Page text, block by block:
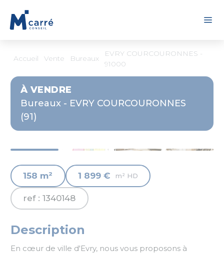
Accueil Vente Bureaux
EVRY COURCOURONNES -
91000
À VENDRE
Bureaux - EVRY COURCOURONNES
(91)
158 m² 1 899 € m² HD
ref : 1340148
Description
En cœur de ville d'Evry, nous vous proposons à